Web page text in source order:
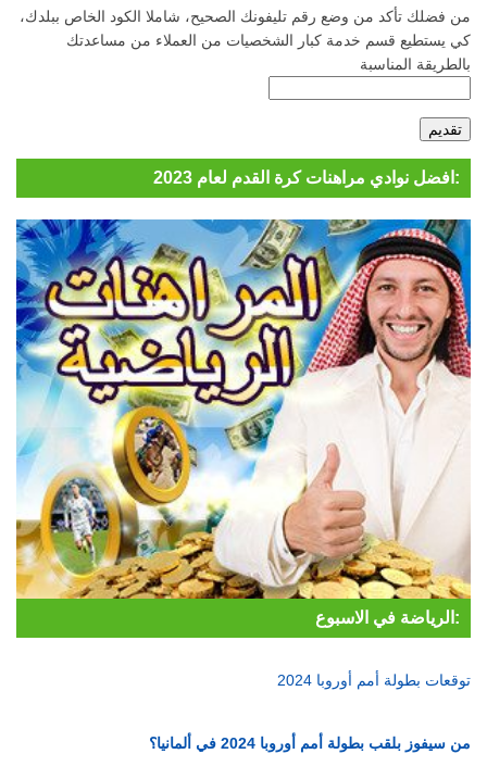
من فضلك تأكد من وضع رقم تليفونك الصحيح، شاملا الكود الخاص ببلدك،
كي يستطيع قسم خدمة كبار الشخصيات من العملاء من مساعدتك
بالطريقة المناسبة
افضل نوادي مراهنات كرة القدم لعام 2023:
الرياضة في الاسبوع:
توقعات بطولة أمم أوروبا 2024
من سيفوز بلقب بطولة أمم أوروبا 2024 في ألمانيا؟